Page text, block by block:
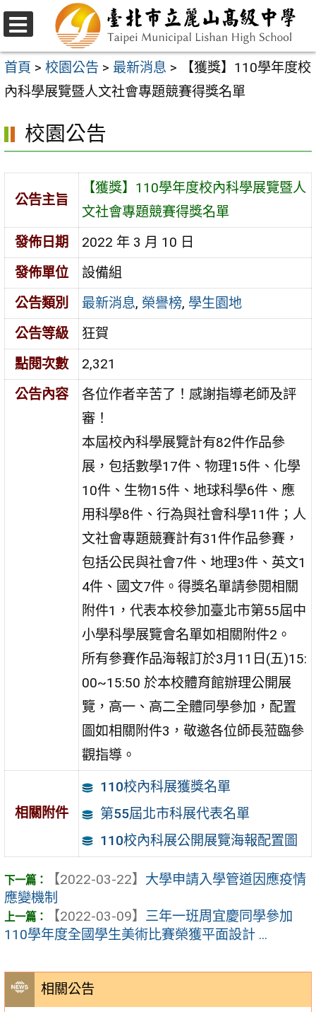
跳
至
主
要
容
區
選
單
首頁 > 校園公告 > 最新消息 >
【獲獎】110學年度校
內科學展覽暨人文社會專題競賽得獎名單
相關公告
校園公告
公告主旨
【獲獎】110學年度校內科學展覽暨人
文社會專題競賽得獎名單
發佈日期
2022 年 3 月 10 日
發佈單位
設備組
公告類別
最新消息, 榮譽榜, 學生園地
公告等級
狂賀
點閱次數
2,321
公告內容
各位作者辛苦了！感謝指導老師及評
審！
本屆校內科學展覽計有82件作品參
展，包括數學17件、物理15件、化學
10件、生物15件、地球科學6件、應
用科學8件、行為與社會科學11件；人
文社會專題競賽計有31件作品參賽，
包括公民與社會7件、地理3件、英文1
4件、國文7件。得獎名單請參閱相關
附件1，代表本校參加臺北市第55屆中
小學科學展覽會名單如相關附件2。
所有參賽作品海報訂於3月11日(五)15:
00~15:50 於本校體育館辦理公開展
覽，高一、高二全體同學參加，配置
圖如相關附件3，敬邀各位師長蒞臨參
觀指導。
相關附件
110校內科展獲獎名單
第55屆北市科展代表名單
110校內科展公開展覽海報配置圖
【2022-03-22】 大學申請入學管道因應疫情
應變機制
【2022-03-09】 三年一班周宜慶同學參加
110學年度全國學生美術比賽榮獲平面設計 ...